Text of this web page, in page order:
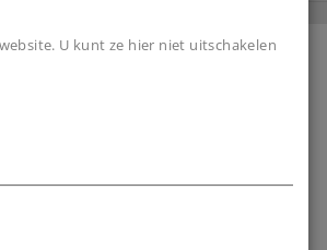
U kunt ze hier niet uitschakelen